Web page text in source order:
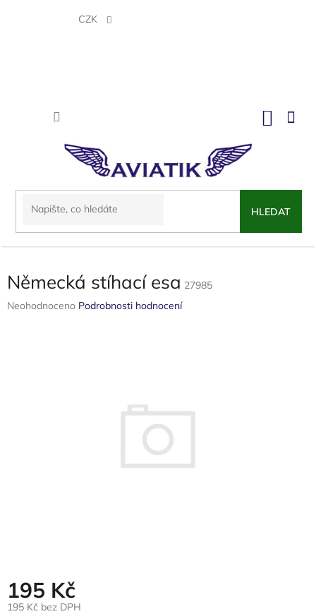
CZK
HLEDAT
Německá stíhací esa 27985
Průměrné
Neohodnoceno Podrobnosti hodnocení
195 Kč
195 Kč bez DPH